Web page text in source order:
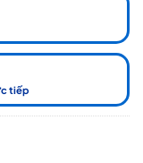
tiếp